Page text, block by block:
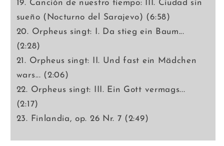
19. Canción de nuestro tiempo: III. Ciudad sin
sueño (Nocturno del Sarajevo) (6:58)
20. Orpheus singt: I. Da stieg ein Baum...
(2:28)
21. Orpheus singt: II. Und fast ein Mädchen
wars... (2:06)
22. Orpheus singt: III. Ein Gott vermags...
(2:17)
23. Finlandia, op. 26 Nr. 7 (2:49)